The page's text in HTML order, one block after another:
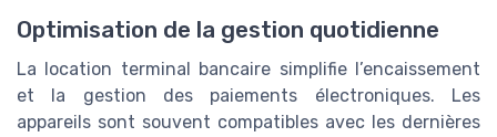
Optimisation de la gestion quotidienne
La location terminal bancaire simplifie l’encaissement
et la gestion des paiements électroniques. Les
appareils sont souvent compatibles avec les dernières